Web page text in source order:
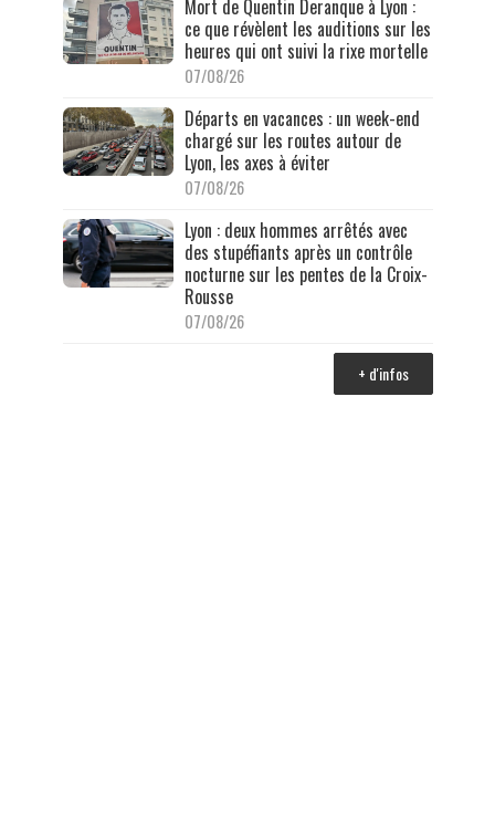
Mort de Quentin Deranque à Lyon :
ce que révèlent les auditions sur les
heures qui ont suivi la rixe mortelle
07/08/26
Départs en vacances : un week-end
chargé sur les routes autour de
Lyon, les axes à éviter
07/08/26
Lyon : deux hommes arrêtés avec
des stupéfiants après un contrôle
nocturne sur les pentes de la Croix-
Rousse
07/08/26
+ d'infos